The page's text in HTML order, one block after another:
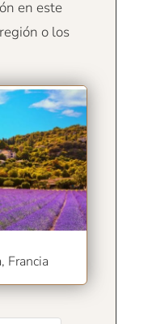
en este
o los
Francia